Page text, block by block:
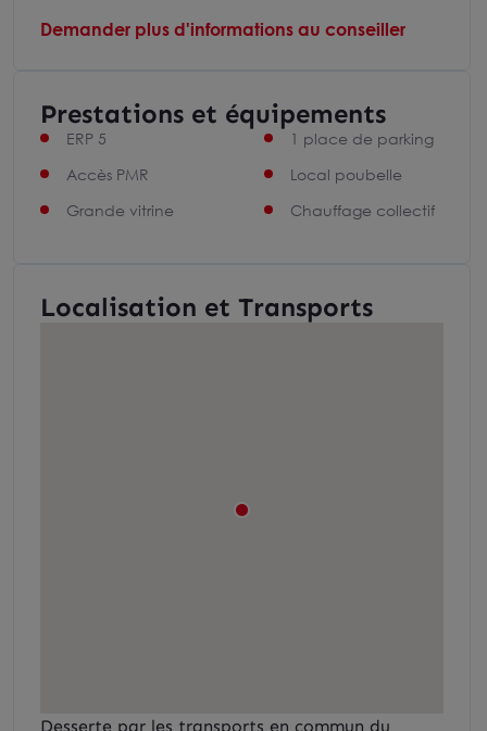
Demander plus d'informations au conseiller
Prestations et équipements
ERP 5
Accès PMR
Grande vitrine
1 place de parking
Local poubelle
Chauffage collectif
Localisation et Transports
Desserte par les transports en commun du